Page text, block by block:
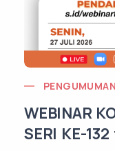
PENGUMUMAN
WEBINAR
SERI KE-